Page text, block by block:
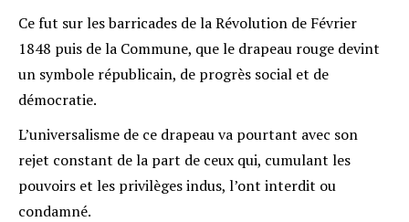
Ce fut sur les barricades de la Révolution de Février
1848 puis de la Commune, que le drapeau rouge devint
un symbole républicain, de progrès social et de
démocratie.
L’universalisme de ce drapeau va pourtant avec son
rejet constant de la part de ceux qui, cumulant les
pouvoirs et les privilèges indus, l’ont interdit ou
condamné.